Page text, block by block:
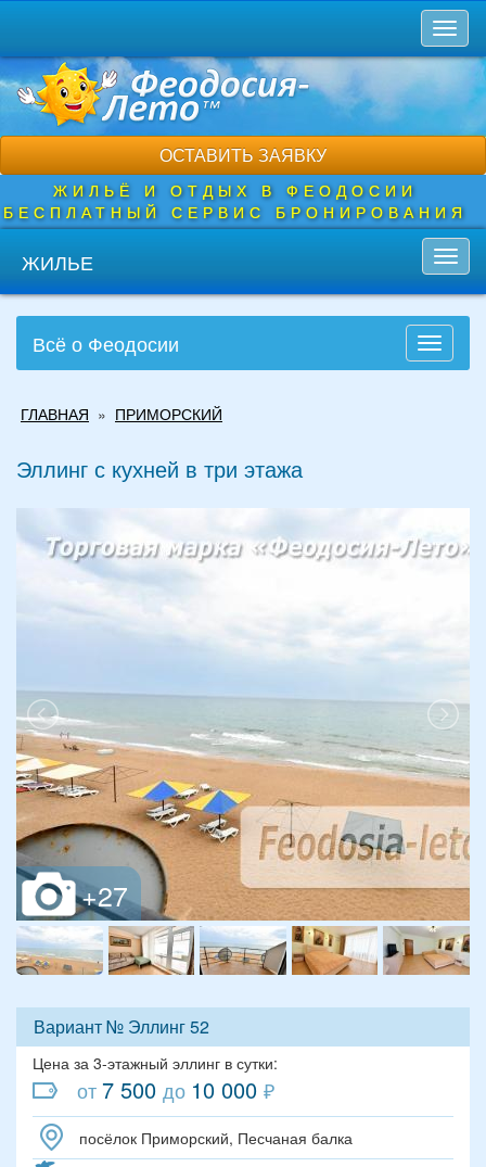
основному
содержанию
ОСТАВИТЬ ЗАЯВКУ
ЖИЛЬЁ И ОТДЫХ В ФЕОДОСИИ
БЕСПЛАТНЫЙ СЕРВИС БРОНИРОВАНИЯ
ЖИЛЬЕ
Toggle
Всё о Феодосии
здесь
ГЛАВНАЯ » ПРИМОРСКИЙ
Эллинг с кухней в три этажа
Вариант № Эллинг 52
Цена за 3-этажный эллинг в сутки:
от 7 500 до 10 000 ₽
посёлок Приморский, Песчаная балка